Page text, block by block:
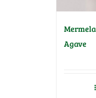
Agave